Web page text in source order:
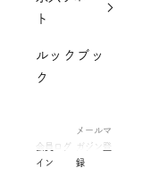
ト
ルックブッ
ク
会員ログ
イン
メールマ
ガジン登
録